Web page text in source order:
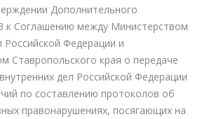
Дополнительного
к Соглашению между Министерством
Российской Федерации и
Ставропольского края о передаче
дел Российской Федерации
по составлению протоколов об
правонарушениях, посягающих на